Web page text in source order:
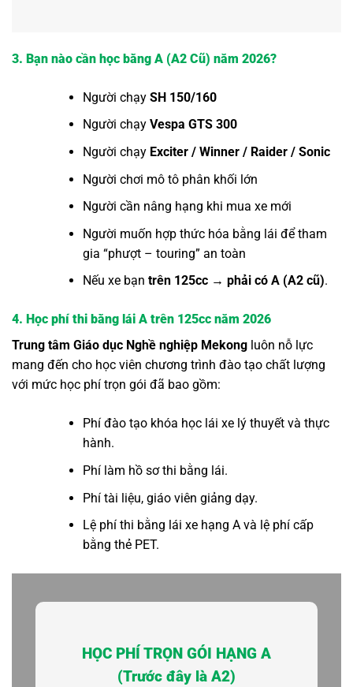
3. Bạn nào cần học bằng A (A2 Cũ) năm 2026?
Người chạy SH 150/160
Người chạy Vespa GTS 300
Người chạy Exciter / Winner / Raider / Sonic
Người chơi mô tô phân khối lớn
Người cần nâng hạng khi mua xe mới
Người muốn hợp thức hóa bằng lái để tham
gia “phượt – touring” an toàn
Nếu xe bạn trên 125cc → phải có A (A2 cũ).
4. Học phí thi bằng lái A trên 125cc năm 2026
Trung tâm Giáo dục Nghề nghiệp Mekong luôn nỗ lực
mang đến cho học viên chương trình đào tạo chất lượng
với mức học phí trọn gói đã bao gồm:
Phí đào tạo khóa học lái xe lý thuyết và thực
hành.
Phí làm hồ sơ thi bằng lái.
Phí tài liệu, giáo viên giảng dạy.
Lệ phí thi bằng lái xe hạng A và lệ phí cấp
bằng thẻ PET.
HỌC PHÍ TRỌN GÓI HẠNG A
(Trước đây là A2)